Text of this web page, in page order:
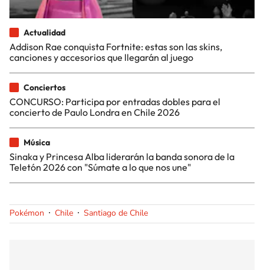
Actualidad
Addison Rae conquista Fortnite: estas son las skins,
canciones y accesorios que llegarán al juego
Conciertos
CONCURSO: Participa por entradas dobles para el
concierto de Paulo Londra en Chile 2026
Música
Sinaka y Princesa Alba liderarán la banda sonora de la
Teletón 2026 con "Súmate a lo que nos une"
Pokémon Chile Santiago de Chile